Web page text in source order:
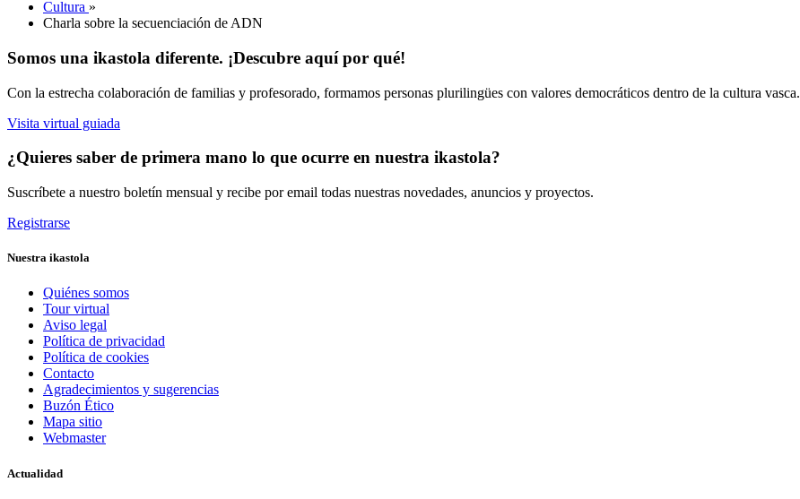
Cultura »
Charla sobre la secuenciación de ADN
Somos una ikastola diferente. ¡Descubre aquí por qué!
Con la estrecha colaboración de familias y profesorado, formamos personas plurilingües con valores democráticos dentro de la cultura vasca.
Visita virtual guiada
¿Quieres saber de primera mano lo que ocurre en nuestra ikastola?
Suscríbete a nuestro boletín mensual y recibe por email todas nuestras novedades, anuncios y proyectos.
Registrarse
Nuestra ikastola
Quiénes somos
Tour virtual
Aviso legal
Política de privacidad
Política de cookies
Contacto
Agradecimientos y sugerencias
Buzón Ético
Mapa sitio
Webmaster
Actualidad